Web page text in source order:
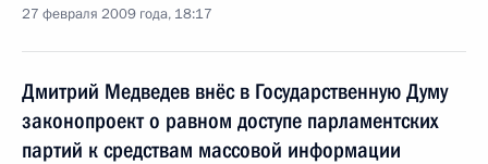
27 февраля 2009 года, 18:17
Дмитрий Медведев внёс в Государственную Думу
законопроект о равном доступе парламентских
партий к средствам массовой информации